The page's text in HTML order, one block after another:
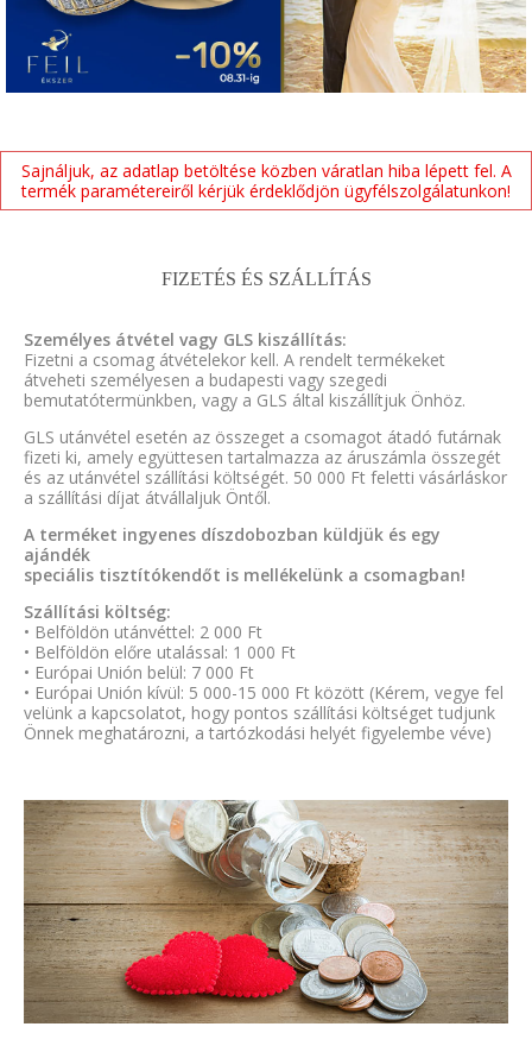
Sajnáljuk, az adatlap betöltése közben váratlan hiba lépett fel. A
termék paramétereiről kérjük érdeklődjön ügyfélszolgálatunkon!
FIZETÉS ÉS SZÁLLÍTÁS
Személyes átvétel vagy GLS kiszállítás:
Fizetni a csomag átvételekor kell. A rendelt termékeket
átveheti személyesen a budapesti vagy szegedi
bemutatótermünkben, vagy a GLS által kiszállítjuk Önhöz.
GLS utánvétel esetén az összeget a csomagot átadó futárnak
fizeti ki, amely együttesen tartalmazza az áruszámla összegét
és az utánvétel szállítási költségét. 50 000 Ft feletti vásárláskor
a szállítási díjat átvállaljuk Öntől.
A terméket ingyenes díszdobozban küldjük és egy
ajándék
speciális tisztítókendőt is mellékelünk a csomagban!
Szállítási költség:
• Belföldön utánvéttel: 2 000 Ft
• Belföldön előre utalással: 1 000 Ft
• Európai Unión belül: 7 000 Ft
• Európai Unión kívül: 5 000-15 000 Ft között (Kérem, vegye fel
velünk a kapcsolatot, hogy pontos szállítási költséget tudjunk
Önnek meghatározni, a tartózkodási helyét figyelembe véve)